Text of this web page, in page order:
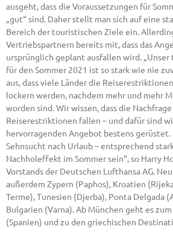
ausgeht, dass die Voraussetzungen für
„gut“ sind. Daher stellt man sich auf eine
Bereich der touristischen Ziele ein.
Vertriebspartnern bereits mit, dass das
ursprünglich geplant ausfallen wird.
für den Sommer 2021 ist so stark wie nie
aus, dass viele Länder die
lockern werden, nachdem mehr und mehr
worden sind. Wir wissen, dass die
Reiserestriktionen fallen – und dafür sind
hervorragenden Angebot bestens gerüstet.
Sehnsucht nach Urlaub – entsprechend
Nachholeffekt im Sommer sein“, so Harry
Vorstands der Deutschen Lufthansa AG.
außerdem Zypern (Paphos), Kroatien
Terme), Tunesien (Djerba), Ponta Delgada
Bulgarien (Varna). Ab München geht es
(Spanien) und zu den griechischen